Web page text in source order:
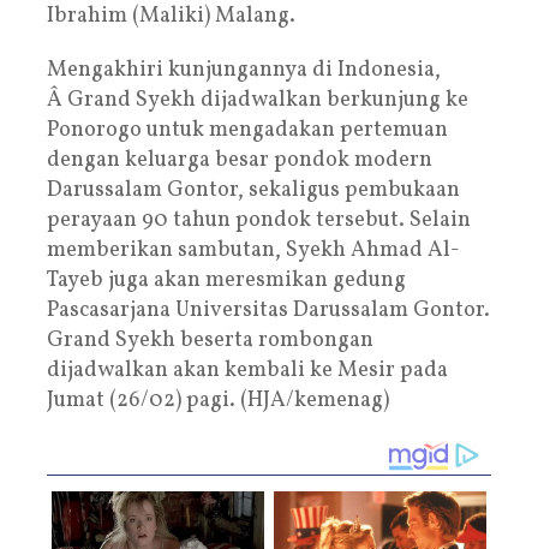
Ibrahim (Maliki) Malang.
Mengakhiri kunjungannya di Indonesia,
Â Grand Syekh dijadwalkan berkunjung ke
Ponorogo untuk mengadakan pertemuan
dengan keluarga besar pondok modern
Darussalam Gontor, sekaligus pembukaan
perayaan 90 tahun pondok tersebut. Selain
memberikan sambutan, Syekh Ahmad Al-
Tayeb juga akan meresmikan gedung
Pascasarjana Universitas Darussalam Gontor.
Grand Syekh beserta rombongan
dijadwalkan akan kembali ke Mesir pada
Jumat (26/02) pagi. (HJA/kemenag)